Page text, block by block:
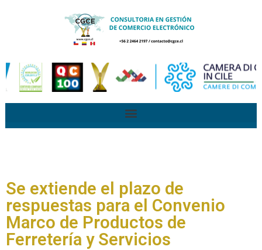
Se extiende el plazo de
respuestas para el Convenio
Marco de Productos de
Ferretería y Servicios